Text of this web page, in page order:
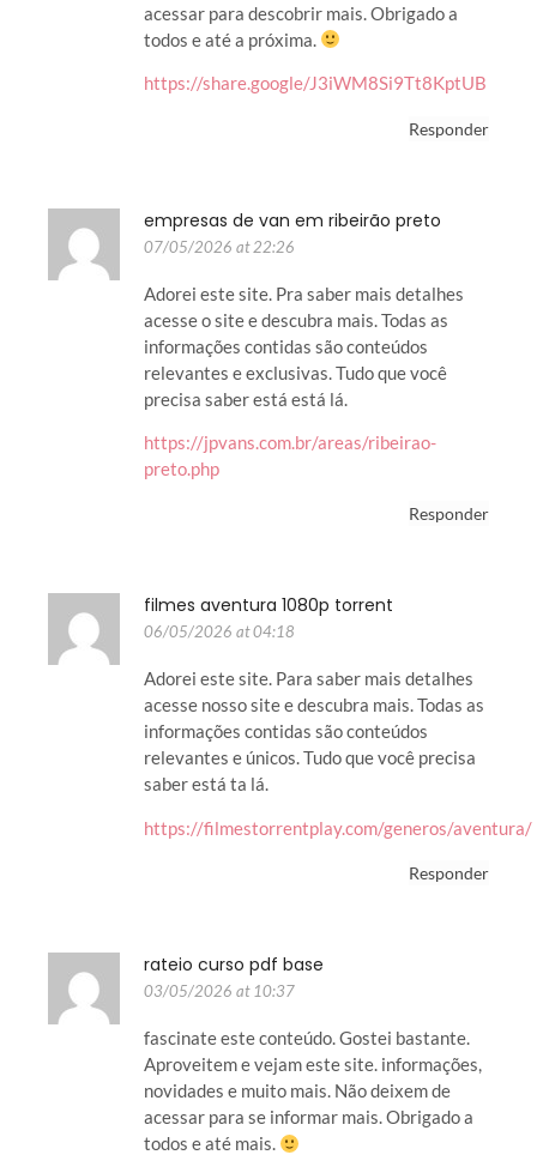
acessar para descobrir mais. Obrigado a
todos e até a próxima.
https://share.google/J3iWM8Si9Tt8KptUB
Responder
empresas de van em ribeirão preto
07/05/2026 at 22:26
Adorei este site. Pra saber mais detalhes
acesse o site e descubra mais. Todas as
informações contidas são conteúdos
relevantes e exclusivas. Tudo que você
precisa saber está está lá.
https://jpvans.com.br/areas/ribeirao-
preto.php
Responder
filmes aventura 1080p torrent
06/05/2026 at 04:18
Adorei este site. Para saber mais detalhes
acesse nosso site e descubra mais. Todas as
informações contidas são conteúdos
relevantes e únicos. Tudo que você precisa
saber está ta lá.
https://filmestorrentplay.com/generos/aventura/
Responder
rateio curso pdf base
03/05/2026 at 10:37
fascinate este conteúdo. Gostei bastante.
Aproveitem e vejam este site. informações,
novidades e muito mais. Não deixem de
acessar para se informar mais. Obrigado a
todos e até mais.